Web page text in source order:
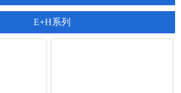
E+H系列